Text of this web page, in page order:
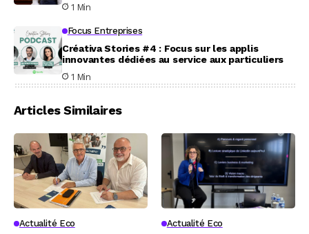
1 Min
Focus Entreprises
Créativa Stories #4 : Focus sur les applis
innovantes dédiées au service aux particuliers
1 Min
Articles Similaires
Actualité Eco Actualité Eco